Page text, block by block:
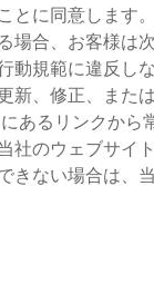
とに同意します
場合、お客様は
動規範に違反し
新、修正、また
あるリンクか
社のウェブサイ
きない場合は、